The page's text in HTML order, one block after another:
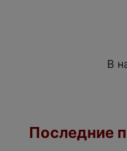
В
Последние